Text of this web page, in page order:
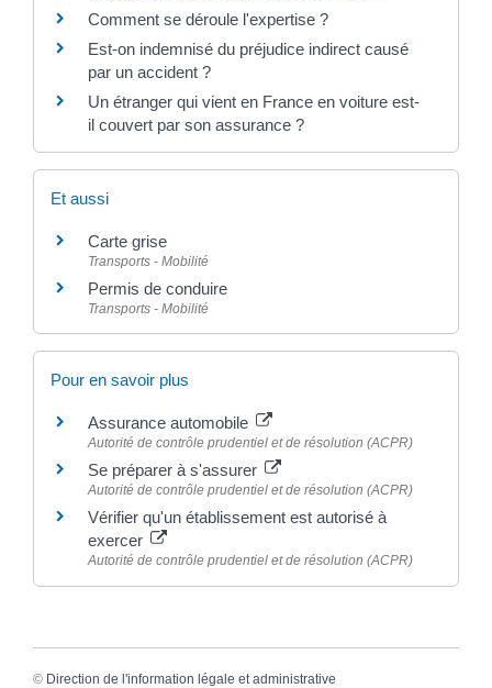
Comment se déroule l'expertise ?
Est-on indemnisé du préjudice indirect causé
par un accident ?
Un étranger qui vient en France en voiture est-
il couvert par son assurance ?
Et aussi
Carte grise
Transports - Mobilité
Permis de conduire
Transports - Mobilité
Pour en savoir plus
Assurance automobile
Autorité de contrôle prudentiel et de résolution (ACPR)
Se préparer à s'assurer
Autorité de contrôle prudentiel et de résolution (ACPR)
Vérifier qu'un établissement est autorisé à
exercer
Autorité de contrôle prudentiel et de résolution (ACPR)
© Direction de l'information légale et administrative